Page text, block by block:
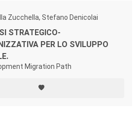
Zucchella, Stefano Denicolai
STRATEGICO-
PER LO SVILUPPO
Migration Path